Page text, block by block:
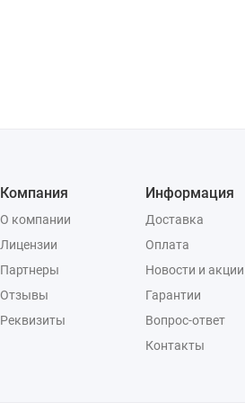
Компания
О компании
Лицензии
Партнеры
Отзывы
Реквизиты
Информация
Доставка
Оплата
Новости и акции
Гарантии
Вопрос-ответ
Контакты